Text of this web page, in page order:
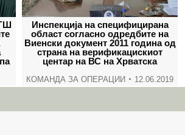
windowwindow window
Инспекција на специфицирана
област согласно одредбите на
Виенски документ 2011 година од
страна на верификацискиот
центар на ВС на Хрватска
КОМАНДА ЗА ОПЕРАЦИИ 12.06.2019